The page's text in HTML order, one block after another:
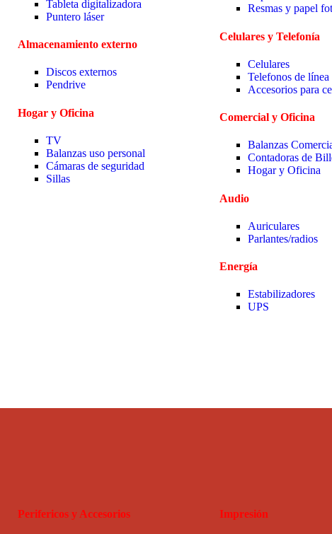
Tableta digitalizadora
Puntero láser
Almacenamiento externo
Discos externos
Pendrive
Hogar y Oficina
TV
Balanzas uso personal
Cámaras de seguridad
Sillas
Resmas y papel
Celulares y Telefonía
Celulares
Telefonos de línea
Accesorios para
Comercial y Oficina
Balanzas
Contadoras de
Hogar y Oficina
Audio
Auriculares
Parlantes/radios
Energía
Estabilizadores
UPS
Perifericos y Accesorios Impresión